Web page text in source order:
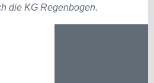
die KG Regenbogen.